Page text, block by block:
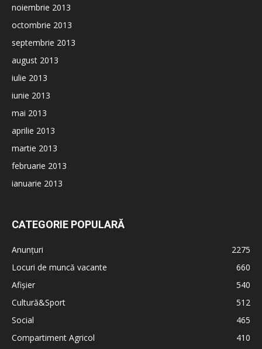
noiembrie 2013
octombrie 2013
septembrie 2013
august 2013
iulie 2013
iunie 2013
mai 2013
aprilie 2013
martie 2013
februarie 2013
ianuarie 2013
CATEGORIE POPULARĂ
Anunțuri
2275
Locuri de muncă vacante
660
Afișier
540
Cultură&Sport
512
Social
465
Compartiment Agricol
410